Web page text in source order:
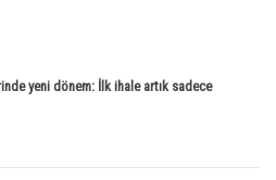
yeni dönem: İlk ihale artık sadece